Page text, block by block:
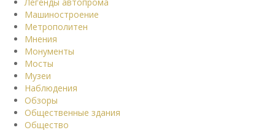
Машиностроение
Метрополитен
Мнения
Монументы
Мосты
Музеи
Наблюдения
Обзоры
Общественные здания
Общество